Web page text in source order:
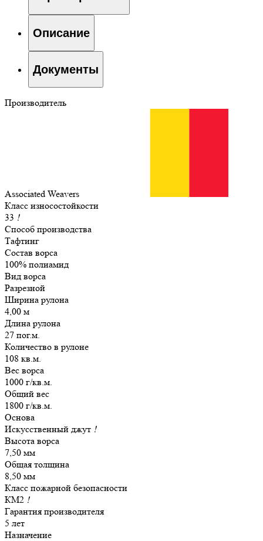
Описание
Документы
Производитель
Associated Weavers
Класс износостойкости
33 !
Способ производства
Тафтинг
Состав ворса
100% полиамид
Вид ворса
Разрезной
Ширина рулона
4,00 м
Длина рулона
27 пог.м.
Количество в рулоне
108 кв.м.
Вес ворса
1000 г/кв.м.
Общий вес
1800 г/кв.м.
Основа
Искусственный джут !
Высота ворса
7,50 мм
Общая толщина
8,50 мм
Класс пожарной безопасности
КМ2 !
Гарантия производителя
5 лет
Назначение